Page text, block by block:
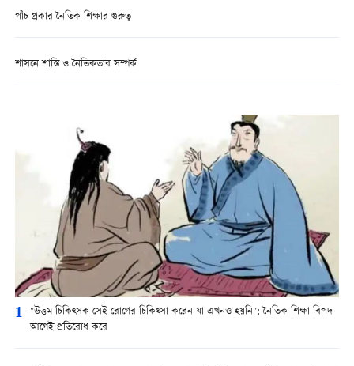
পাঁচ প্রকার নৈতিক শিক্ষার গুরুত্ব
শাসনে শাস্তি ও নৈতিকতার সম্পর্ক
1 "উত্তম চিকিত্সক সেই রোগের চিকিত্সা করেন যা এখনও হয়নি": নৈতিক শিক্ষা বিপদ
আগেই প্রতিরোধ করে